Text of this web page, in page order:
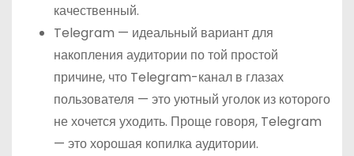
качественный.
Telegram — идеальный вариант для
накопления аудитории по той простой
причине, что Telegram-канал в глазах
пользователя — это уютный уголок из которого
не хочется уходить. Проще говоря, Telegram
— это хорошая копилка аудитории.